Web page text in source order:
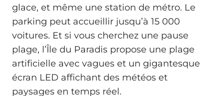
glace, et même une station de métro. Le
parking peut accueillir jusqu’à 15 000
voitures. Et si vous cherchez une pause
plage, l’Île du Paradis propose une plage
artificielle avec vagues et un gigantesque
écran LED affichant des météos et
paysages en temps réel.